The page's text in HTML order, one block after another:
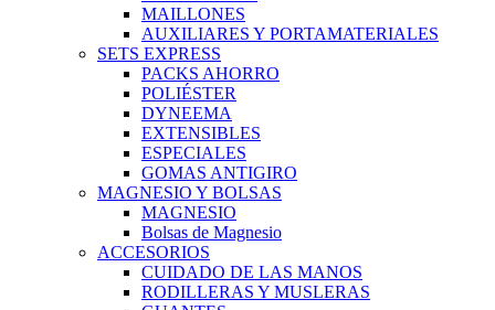
MAILLONES
AUXILIARES Y PORTAMATERIALES
SETS EXPRESS
PACKS AHORRO
POLIÉSTER
DYNEEMA
EXTENSIBLES
ESPECIALES
GOMAS ANTIGIRO
MAGNESIO Y BOLSAS
MAGNESIO
Bolsas de Magnesio
ACCESORIOS
CUIDADO DE LAS MANOS
RODILLERAS Y MUSLERAS